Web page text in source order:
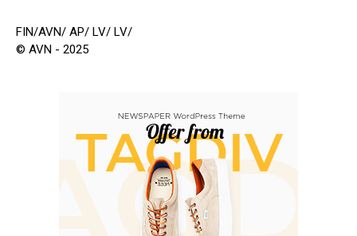
FIN/AVN/ AP/ LV/ LV/
© AVN - 2025